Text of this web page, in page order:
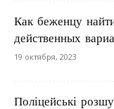
Как беженцу
действенных
19 октября, 2023
Поліцейські